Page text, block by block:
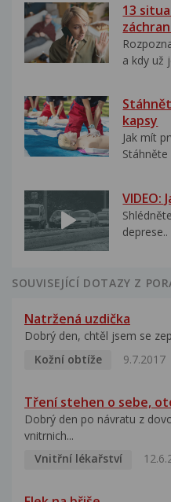
13
a kdy už
kapsy
Jak mít
Stáhněte
VIDEO:
deprese..
SOUVISEJÍCÍ DOTAZY Z
Natržená uzdička
Dobrý den, chtěl jsem se
Kožní obtíže
9.7.2017
Tření stehen o sebe,
Dobrý den po návratu z
vnitrnich...
Vnitřní lékařství